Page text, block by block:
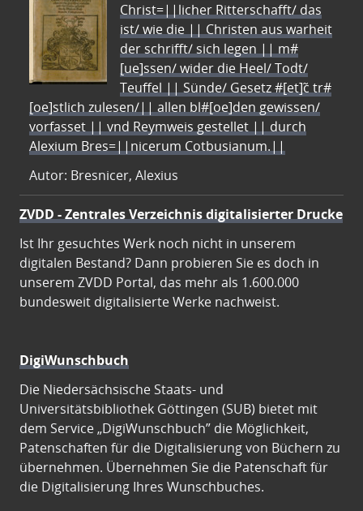
Christ=||licher Ritterschafft/ das
ist/ wie die || Christen aus warheit
der schrifft/ sich legen || m#
[ue]ssen/ wider die Heel/ Todt/
Teuffel || Sünde/ Gesetz #[et]c̃ tr#
[oe]stlich zulesen/|| allen bl#[oe]den gewissen/
vorfasset || vnd Reymweis gestellet || durch
Alexium Bres=||nicerum Cotbusianum.||
Autor: Bresnicer, Alexius
ZVDD - Zentrales Verzeichnis digitalisierter Drucke
Ist Ihr gesuchtes Werk noch nicht in unserem
digitalen Bestand? Dann probieren Sie es doch in
unserem ZVDD Portal, das mehr als 1.600.000
bundesweit digitalisierte Werke nachweist.
DigiWunschbuch
Die Niedersächsische Staats- und
Universitätsbibliothek Göttingen (SUB) bietet mit
dem Service „DigiWunschbuch” die Möglichkeit,
Patenschaften für die Digitalisierung von Büchern zu
übernehmen. Übernehmen Sie die Patenschaft für
die Digitalisierung Ihres Wunschbuches.